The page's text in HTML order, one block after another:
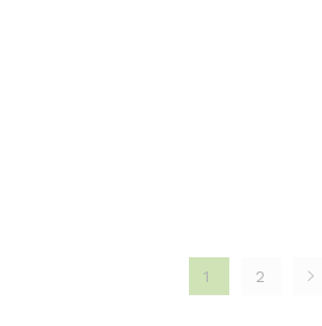
1 2